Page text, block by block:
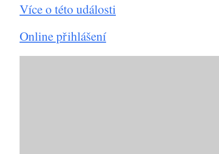
Více o této události
Online přihlášení